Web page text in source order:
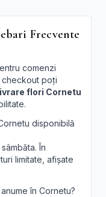
Frecvente
comenzi
checkout poți
flori Cornetu
disponibilă
În
limitate, afișate
în Cornetu?